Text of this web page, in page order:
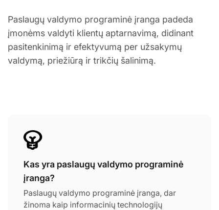
Paslaugų valdymo programinė įranga padeda
įmonėms valdyti klientų aptarnavimą, didinant
pasitenkinimą ir efektyvumą per užsakymų
valdymą, priežiūrą ir trikčių šalinimą.
Kas yra paslaugų valdymo programinė
įranga?
Paslaugų valdymo programinė įranga, dar
žinoma kaip informacinių technologijų